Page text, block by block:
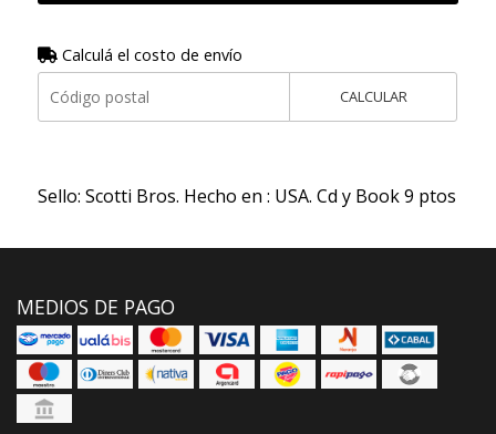
Calculá el costo de envío
CALCULAR
Sello: Scotti Bros. Hecho en : USA. Cd y Book 9 ptos
MEDIOS DE PAGO